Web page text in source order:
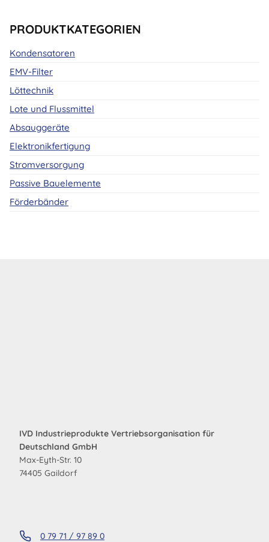
PRODUKTKATEGORIEN
Kondensatoren
EMV-Filter
Löttechnik
Lote und Flussmittel
Absauggeräte
Elektronikfertigung
Stromversorgung
Passive Bauelemente
Förderbänder
IVD Industrieprodukte Vertriebsorganisation für
Deutschland GmbH
Max-Eyth-Str. 10
74405 Gaildorf
0 79 71 / 97 89 0